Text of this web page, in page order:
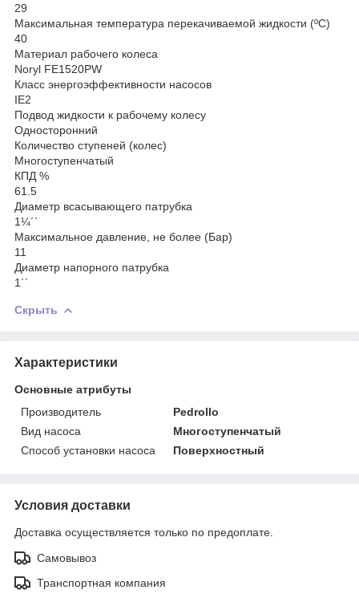
29
Максимальная температура перекачиваемой жидкости (ºС)
40
Материал рабочего колеса
Noryl FE1520PW
Класс энергоэффективности насосов
IE2
Подвод жидкости к рабочему колесу
Односторонний
Количество ступеней (колес)
Многоступенчатый
КПД %
61.5
Диаметр всасывающего патрубка
1¼´´
Максимальное давление, не более (Бар)
11
Диаметр напорного патрубка
1´´
Скрыть
Характеристики
Основные атрибуты
Производитель
Pedrollo
Вид насоса
Многоступенчатый
Способ установки насоса
Поверхностный
Условия доставки
Доставка осуществляется только по предоплате.
Самовывоз
Транспортная компания